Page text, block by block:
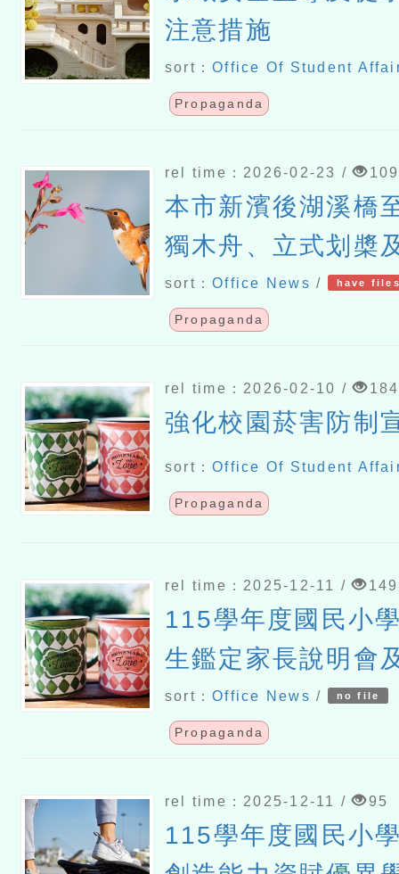
注意措施
sort：Office Of Student
Propaganda
rel time：2026-02-23 / 109
本市新濱後湖溪橋
獨木舟、立式划槳
限制及應注意事項
sort：Office News / have
Propaganda
rel time：2026-02-10 / 184
強化校園菸害防制
sort：Office Of Student
Propaganda
rel time：2025-12-11 / 149
115學年度國民小
生鑑定家長說明會
案
sort：Office News / no file
Propaganda
rel time：2025-12-11 / 95
115學年度國民小